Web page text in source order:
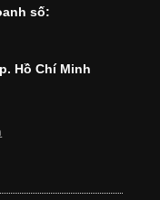
số:
Hồ Chí Minh